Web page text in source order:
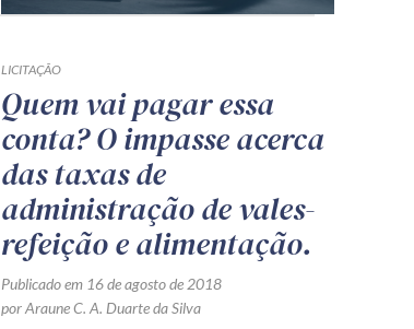
LICITAÇÃO
Quem vai pagar essa
conta? O impasse acerca
das taxas de
administração de vales-
refeição e alimentação.
Publicado em 16 de agosto de 2018
por Araune C. A. Duarte da Silva